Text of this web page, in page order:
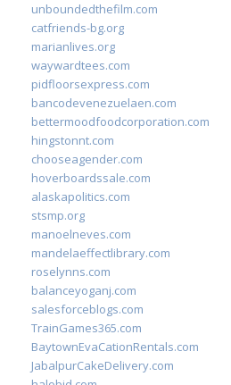
unboundedthefilm.com
catfriends-bg.org
marianlives.org
waywardtees.com
pidfloorsexpress.com
bancodevenezuelaen.com
bettermoodfoodcorporation.com
hingstonnt.com
chooseagender.com
hoverboardssale.com
alaskapolitics.com
stsmp.org
manoelneves.com
mandelaeffectlibrary.com
roselynns.com
balanceyoganj.com
salesforceblogs.com
TrainGames365.com
BaytownEvaCationRentals.com
JabalpurCakeDelivery.com